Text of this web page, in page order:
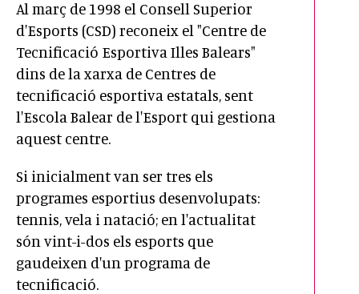
Al març de 1998 el Consell Superior
d'Esports (CSD) reconeix el "Centre de
Tecnificació Esportiva Illes Balears"
dins de la xarxa de Centres de
tecnificació esportiva estatals, sent
l'Escola Balear de l'Esport qui gestiona
aquest centre.
Si inicialment van ser tres els
programes esportius desenvolupats:
tennis, vela i natació; en l'actualitat
són vint-i-dos els esports que
gaudeixen d'un programa de
tecnificació.